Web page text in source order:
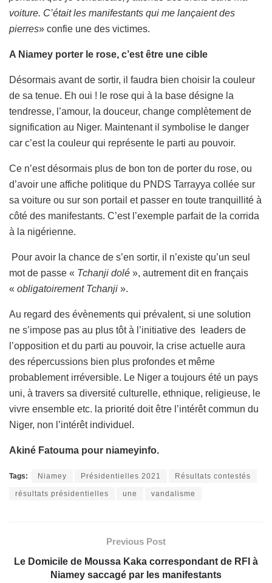
voiture. C’était les manifestants qui me lançaient des
pierres» confie une des victimes.
A Niamey porter le rose, c’est être une cible
Désormais avant de sortir, il faudra bien choisir la couleur
de sa tenue. Eh oui ! le rose qui à la base désigne la
tendresse, l’amour, la douceur, change complètement de
signification au Niger. Maintenant il symbolise le danger
car c’est la couleur qui représente le parti au pouvoir.
Ce n’est désormais plus de bon ton de porter du rose, ou
d’avoir une affiche politique du PNDS Tarrayya collée sur
sa voiture ou sur son portail et passer en toute tranquillité à
côté des manifestants. C’est l’exemple parfait de la corrida
à la nigérienne.
Pour avoir la chance de s’en sortir, il n’existe qu’un seul
mot de passe « Tchanji dolé », autrement dit en français
« obligatoirement Tchanji ».
Au regard des évènements qui prévalent, si une solution
ne s’impose pas au plus tôt à l’initiative des leaders de
l’opposition et du parti au pouvoir, la crise actuelle aura
des répercussions bien plus profondes et même
probablement irréversible. Le Niger a toujours été un pays
uni, à travers sa diversité culturelle, ethnique, religieuse, le
vivre ensemble etc. la priorité doit être l’intérêt commun du
Niger, non l’intérêt individuel.
Akiné Fatouma pour niameyinfo.
Tags: Niamey Présidentielles 2021 Résultats contestés
résultats présidentielles une vandalisme
Previous Post
Le Domicile de Moussa Kaka correspondant de RFI à
Niamey saccagé par les manifestants